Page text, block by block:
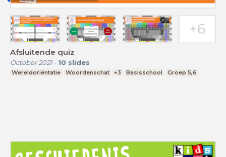
Afsluitende quiz
October 2021- 10 slides
Wereldoriëntatie Woordenschat +3 Basisschool Groep 5,6